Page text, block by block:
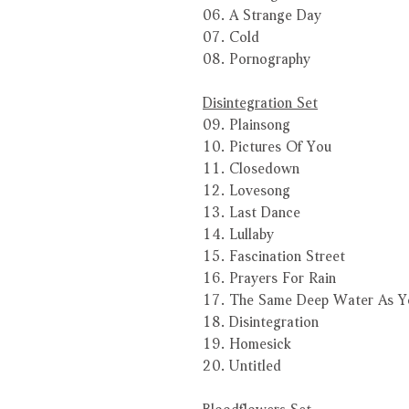
06. A Strange Day
07. Cold
08. Pornography
Disintegration Set
09. Plainsong
10. Pictures Of You
11. Closedown
12. Lovesong
13. Last Dance
14. Lullaby
15. Fascination Street
16. Prayers For Rain
17. The Same Deep Water As
18. Disintegration
19. Homesick
20. Untitled